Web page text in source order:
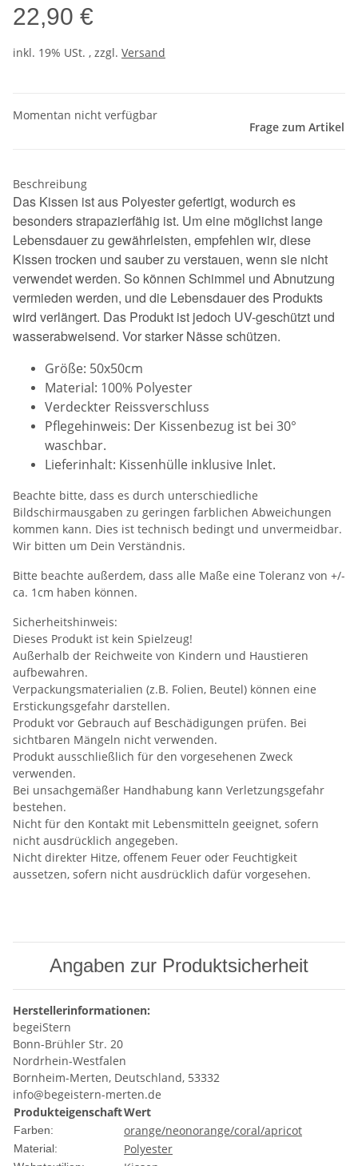
22,90 €
inkl. 19% USt. , zzgl. Versand
Momentan nicht verfügbar
Frage zum Artikel
Beschreibung
Das Kissen ist aus Polyester gefertigt, wodurch es
besonders strapazierfähig ist. Um eine möglichst lange
Lebensdauer zu gewährleisten, empfehlen wir, diese
Kissen trocken und sauber zu verstauen, wenn sie nicht
verwendet werden. So können Schimmel und Abnutzung
vermieden werden, und die Lebensdauer des Produkts
wird verlängert. Das Produkt ist jedoch UV-geschützt und
wasserabweisend. Vor starker Nässe schützen.
Größe: 50x50cm
Material: 100% Polyester
Verdeckter Reissverschluss
Pflegehinweis: Der Kissenbezug ist bei 30°
waschbar.
Lieferinhalt: Kissenhülle inklusive Inlet.
Beachte bitte, dass es durch unterschiedliche
Bildschirmausgaben zu geringen farblichen Abweichungen
kommen kann. Dies ist technisch bedingt und unvermeidbar.
Wir bitten um Dein Verständnis.
Bitte beachte außerdem, dass alle Maße eine Toleranz von +/-
ca. 1cm haben können.
Sicherheitshinweis:
Dieses Produkt ist kein Spielzeug!
Außerhalb der Reichweite von Kindern und Haustieren
aufbewahren.
Verpackungsmaterialien (z.B. Folien, Beutel) können eine
Erstickungsgefahr darstellen.
Produkt vor Gebrauch auf Beschädigungen prüfen. Bei
sichtbaren Mängeln nicht verwenden.
Produkt ausschließlich für den vorgesehenen Zweck
verwenden.
Bei unsachgemäßer Handhabung kann Verletzungsgefahr
bestehen.
Nicht für den Kontakt mit Lebensmitteln geeignet, sofern
nicht ausdrücklich angegeben.
Nicht direkter Hitze, offenem Feuer oder Feuchtigkeit
aussetzen, sofern nicht ausdrücklich dafür vorgesehen.
Angaben zur Produktsicherheit
Herstellerinformationen:
begeiStern
Bonn-Brühler Str. 20
Nordrhein-Westfalen
Bornheim-Merten, Deutschland, 53332
info@begeistern-merten.de
ProdukteigenschaftWert
Farben: orange/neonorange/coral/apricot
Material: Polyester